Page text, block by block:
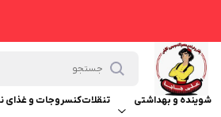
شوینده و بهداشتی تنقلاتکنسروجات و غذای